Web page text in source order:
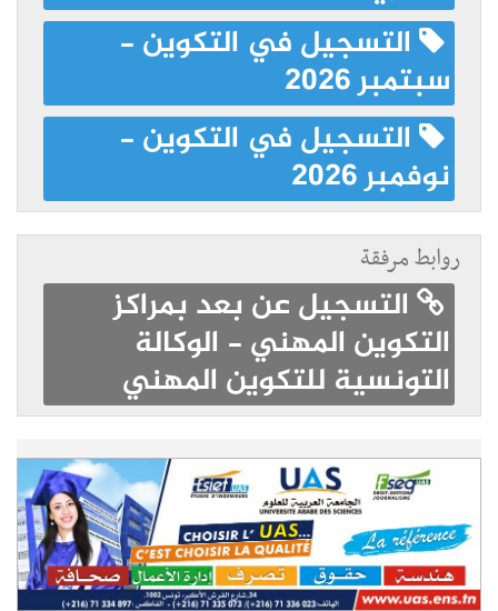
التسجيل في التكوين -
سبتمبر 2026
التسجيل في التكوين -
نوفمبر 2026
روابط مرفقة
التسجيل عن بعد بمراكز
التكوين المهني - الوكالة
التونسية للتكوين المهني